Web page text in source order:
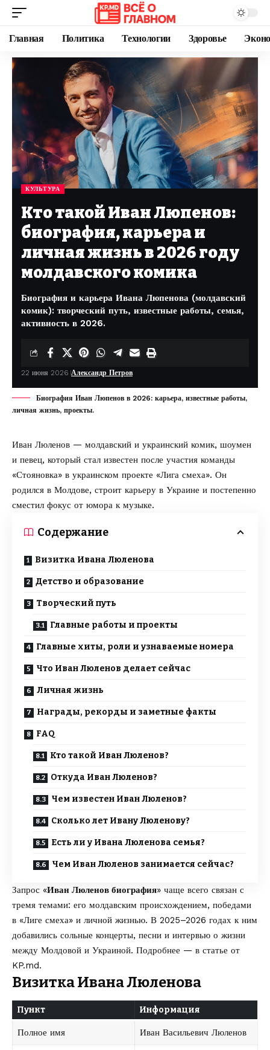
Главная Политика Технологии Здоровье
КУЛЬТУРА
Кто такой Иван Люпенов:
биография, карьера и
личная жизнь в 2026 году
молдавского комика
Биография и карьера Ивана Люпенова (молдавский
комик): творческий путь, известные работы, семья,
активность в 2026.
22 июня 2026 Александр Петров
Биография Иван Люпенов в 2026: карьера, известные работы,
личная жизнь, проекты.
Иван Люленов — молдавский и украинский комик, шоумен
и певец, который стал известен после участия команды
«Стояновка» в украинском проекте «Лига смеха». Он
родился в Молдове, строит карьеру в Украине и постепенно
сместил фокус от юмора к музыке.
Содержание
Визитка Ивана Люленова
Детство и образование
Творческий путь
Главные работы и проекты
Главные хиты, роли и узнаваемые номера
Что Иван Люленов делает сейчас
Личная жизнь
Награды, рекорды и заметные факты
FAQ
Кто такой Иван Люленов?
Откуда Иван Люленов?
Чем известен Иван Люленов?
Сколько лет Ивану Люленову?
Есть ли у Ивана Люленова семья?
Чем Иван Люленов занимается сейчас?
Запрос «Иван Люленов биография» чаще всего связан с
тремя темами: его молдавским происхождением, победами
в «Лиге смеха» и личной жизнью. В 2025–2026 годах к ним
добавились сольные концерты, песни и интервью о жизни
между Молдовой и Украиной. Подробнее — в статье от
KP.md.
Визитка Ивана Люленова
Пункт Информация
Полное имя Иван Васильевич Люленов